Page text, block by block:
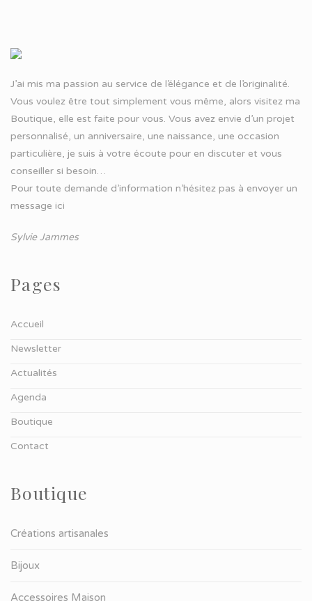
J’ai mis ma passion au service de l’élégance et de l’originalité.
Vous voulez être tout simplement vous même, alors visitez ma
Boutique, elle est faite pour vous. Vous avez envie d’un projet
personnalisé, un anniversaire, une naissance, une occasion
particulière, je suis à votre écoute pour en discuter et vous
conseiller si besoin…
Pour toute demande d’information n’hésitez pas à envoyer un
message ici
Sylvie Jammes
Pages
Accueil
Newsletter
Actualités
Agenda
Boutique
Contact
Boutique
Créations artisanales
Bijoux
Accessoires Maison